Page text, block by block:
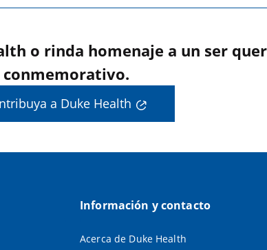
o rinda homenaje a un ser
conmemorativo.
a Duke Health
Información y contacto
Acerca de Duke Health